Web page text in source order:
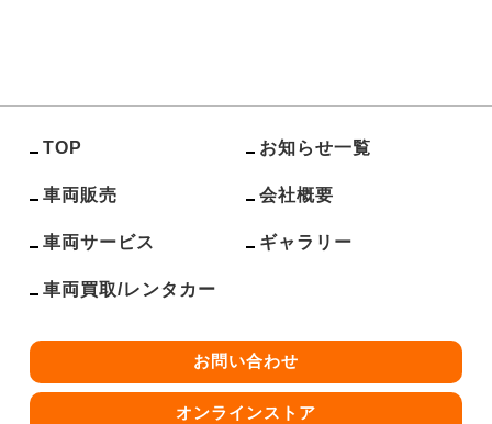
TOP お知らせ一覧
車両販売 会社概要
車両サービス ギャラリー
車両買取/レンタカー
お問い合わせ
オンラインストア